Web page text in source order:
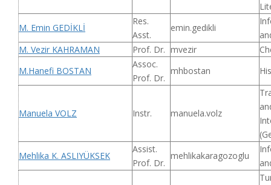
M. Emin GEDİKLİ
Res.
Asst.
emin.gedikli
M. Vezir KAHRAMAN
Prof. Dr. mvezir
M.Hanefi BOSTAN
Assoc.
Prof. Dr.
mhbostan
Manuela VOLZ Instr. manuela.volz
Mehlika K. ASLIYÜKSEK
Assist.
Prof. Dr.
mehlikakaragozoglu